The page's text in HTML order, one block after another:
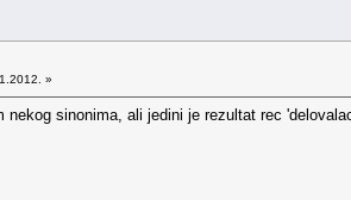
»
sinonima, ali jedini je rezultat rec